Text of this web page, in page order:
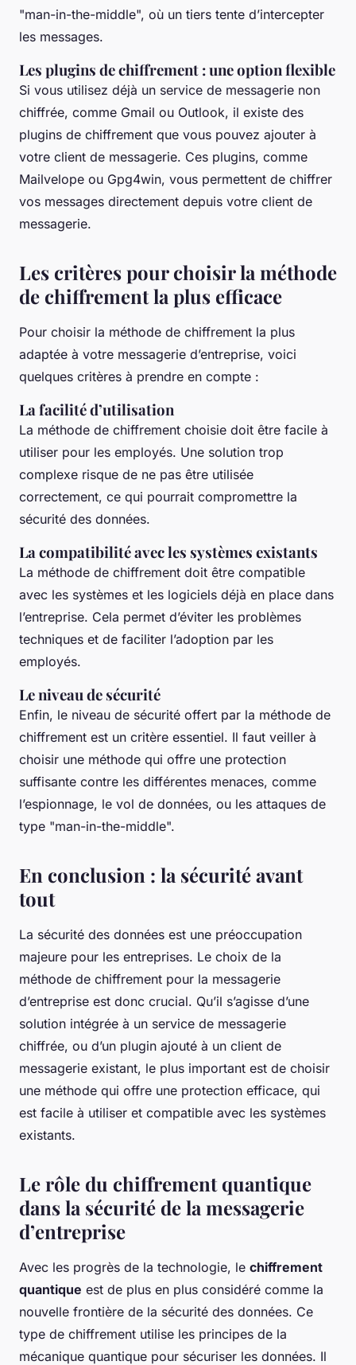
"man-in-the-middle", où un tiers tente d’intercepter
les messages.
Les plugins de chiffrement : une option flexible
Si vous utilisez déjà un service de messagerie non
chiffrée, comme Gmail ou Outlook, il existe des
plugins de chiffrement que vous pouvez ajouter à
votre client de messagerie. Ces plugins, comme
Mailvelope ou Gpg4win, vous permettent de chiffrer
vos messages directement depuis votre client de
messagerie.
Les critères pour choisir la méthode
de chiffrement la plus efficace
Pour choisir la méthode de chiffrement la plus
adaptée à votre messagerie d’entreprise, voici
quelques critères à prendre en compte :
La facilité d’utilisation
La méthode de chiffrement choisie doit être facile à
utiliser pour les employés. Une solution trop
complexe risque de ne pas être utilisée
correctement, ce qui pourrait compromettre la
sécurité des données.
La compatibilité avec les systèmes existants
La méthode de chiffrement doit être compatible
avec les systèmes et les logiciels déjà en place dans
l’entreprise. Cela permet d’éviter les problèmes
techniques et de faciliter l’adoption par les
employés.
Le niveau de sécurité
Enfin, le niveau de sécurité offert par la méthode de
chiffrement est un critère essentiel. Il faut veiller à
choisir une méthode qui offre une protection
suffisante contre les différentes menaces, comme
l’espionnage, le vol de données, ou les attaques de
type "man-in-the-middle".
En conclusion : la sécurité avant
tout
La sécurité des données est une préoccupation
majeure pour les entreprises. Le choix de la
méthode de chiffrement pour la messagerie
d’entreprise est donc crucial. Qu’il s’agisse d’une
solution intégrée à un service de messagerie
chiffrée, ou d’un plugin ajouté à un client de
messagerie existant, le plus important est de choisir
une méthode qui offre une protection efficace, qui
est facile à utiliser et compatible avec les systèmes
existants.
Le rôle du chiffrement quantique
dans la sécurité de la messagerie
d’entreprise
Avec les progrès de la technologie, le chiffrement
quantique est de plus en plus considéré comme la
nouvelle frontière de la sécurité des données. Ce
type de chiffrement utilise les principes de la
mécanique quantique pour sécuriser les données. Il